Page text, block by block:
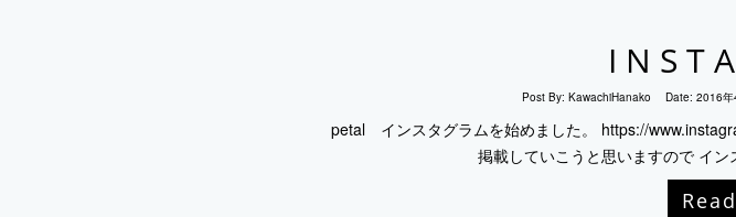
Post By: KawachiHanako Date: 2016年
petal インスタグラムを始めました。 https://
掲載していこうと思いますので イ